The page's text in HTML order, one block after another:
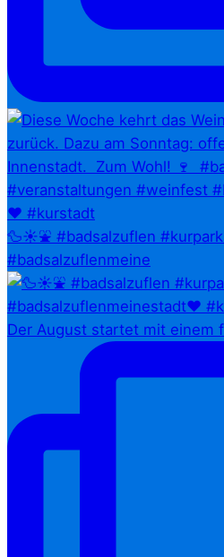
🦆☀️⛲ #badsalzuflen
#badsalzuflenmeine
Der August startet mit einem